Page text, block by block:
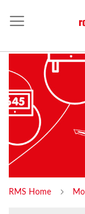
RMS Home